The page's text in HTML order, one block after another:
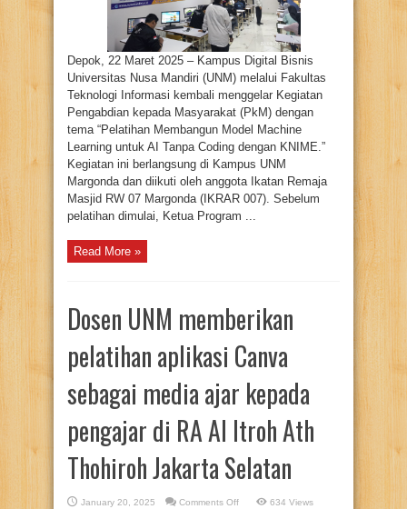
dengan
KNIME
Depok, 22 Maret 2025 – Kampus Digital Bisnis
Universitas Nusa Mandiri (UNM) melalui Fakultas
Teknologi Informasi kembali menggelar Kegiatan
Pengabdian kepada Masyarakat (PkM) dengan
tema “Pelatihan Membangun Model Machine
Learning untuk AI Tanpa Coding dengan KNIME.”
Kegiatan ini berlangsung di Kampus UNM
Margonda dan diikuti oleh anggota Ikatan Remaja
Masjid RW 07 Margonda (IKRAR 007). Sebelum
pelatihan dimulai, Ketua Program ...
Read More »
Dosen UNM memberikan
pelatihan aplikasi Canva
sebagai media ajar kepada
pengajar di RA Al Itroh Ath
Thohiroh Jakarta Selatan
January 20, 2025 Comments Offon
634 Views